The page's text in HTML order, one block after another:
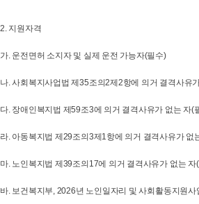
2. 지원자격
가. 운전면허 소지자 및 실제 운전 가능자(필수)
나. 사회복지사업법 제35조의2제2항에 의거 결격사유
다. 장애인복지법 제59조3에 의거 결격사유가 없는 자(
라. 아동복지법 제29조의3제1항에 의거 결격사유가 없
마. 노인복지법 제39조의17에 의거 결격사유가 없는 자
바. 보건복지부, 2026년 노인일자리 및 사회활동지원